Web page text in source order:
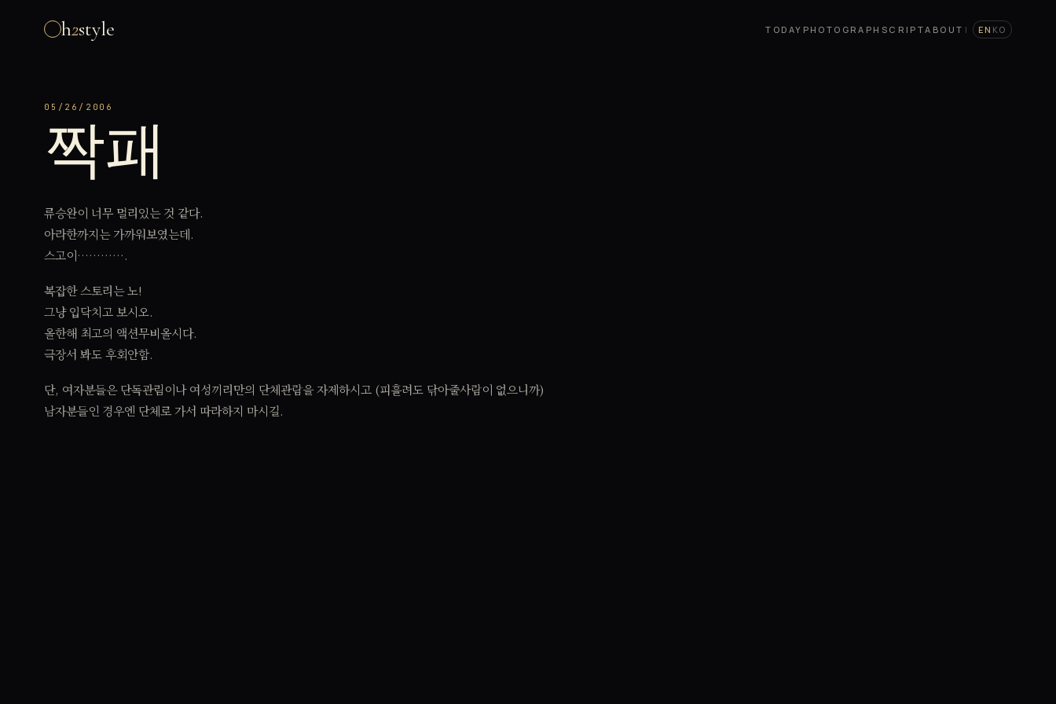
h2style TODAY PHOTOGRAPH SCRIPTABOUT | EN KO
05/26/2006
짝패
류승완이 너무 멀리있는 것 같다.
아라한까지는 가까워보였는데.
스고이………….
복잡한 스토리는 노!
그냥 입닥치고 보시오.
올한해 최고의 액션무비올시다.
극장서 봐도 후회안함.
단, 여자분들은 단독관림이나 여성끼리만의 단체관람을 자제하시고 (피흘려도 닦아줄사람이 없으니까)
남자분들인 경우엔 단체로 가서 따라하지 마시길.